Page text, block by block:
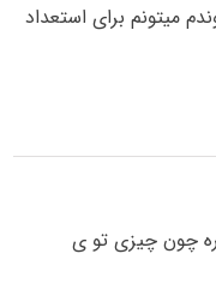
میتونم برای استعداد
چون چیزی تو ی